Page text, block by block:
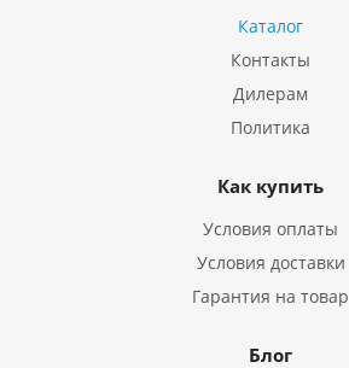
Каталог
Контакты
Дилерам
Политика
Как купить
Условия оплаты
Условия доставки
Гарантия на товар
Блог